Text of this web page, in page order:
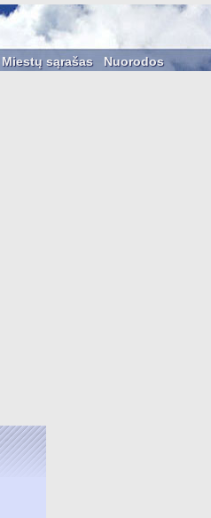
Miestų sąrašas Nuorodos